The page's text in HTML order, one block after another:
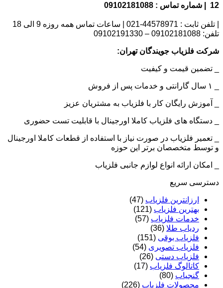
12 | شماره تماس : 09102181088
| تلفن ثابت : 44578971-021 | ساعات تماس همه روزه 9 الی 18
تلفن: 09102181088 – 09102191330
شرکت فلزیاب جویندگان تهران:
_ تضمین قیمت و کیفیت
_ آموزش رایگان کار با فلزیاب به مشتریان عزیز
_ دستگاه های فلزیاب کاملا اورجینال با قابلیت تست حضوری
_ تعمیر فلزیاب در صورت نیاز با استفاده از قطعات کاملا اورجینال
و توسط متخصصان برتر این حوزه
_ امکان ارائه انواع لوازم جانبی فلزیاب
دسترسی سریع
ارزانترین فلزیاب (47)
بهترین فلزیاب (121)
خدمات فلزیاب (57)
ردیاب طلا (36)
فلزیاب بوقی (151)
فلزیاب تصویری (54)
فلزیاب دستی (26)
کاتالوگ فلزیاب (17)
گنجیاب (80)
محصولات فلزیاب (226)